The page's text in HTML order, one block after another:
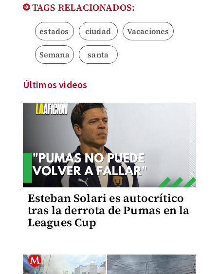
TAGS RELACIONADOS:
estados ciudad Vacaciones
Semana santa
Últimos videos
Esteban Solari es autocrítico
tras la derrota de Pumas en la
Leagues Cup